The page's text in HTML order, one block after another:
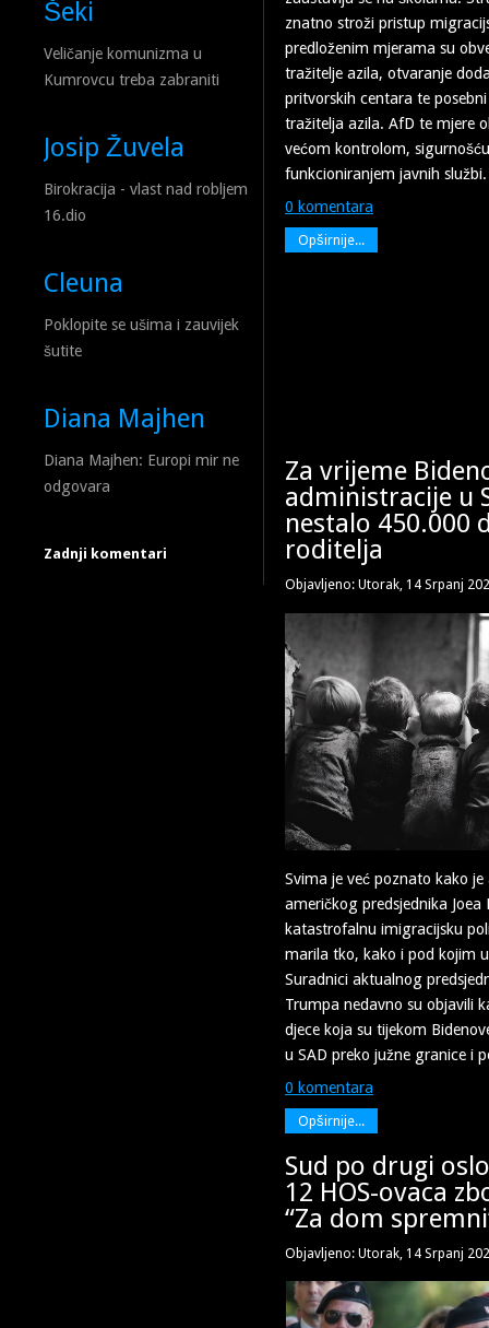
Šeki
Veličanje komunizma u
Kumrovcu treba zabraniti
Josip Žuvela
Birokracija - vlast nad robljem
16.dio
Cleuna
Poklopite se ušima i zauvijek
šutite
Diana Majhen
Diana Majhen: Europi mir ne
odgovara
Zadnji komentari
znatno stroži pristup
predloženim mjerama su
tražitelje azila, otvaranje
pritvorskih centara te
tražitelja azila. AfD te mjere
većom kontrolom,
funkcioniranjem javnih službi.
0 komentara
Opširnije...
Za vrijeme
administracije u
nestalo 450.000
roditelja
Objavljeno: Utorak, 14 Srpanj
Svima je već poznato kako
američkog predsjednika Joea
katastrofalnu imigracijsku
marila tko, kako i pod kojim
Suradnici aktualnog
Trumpa nedavno su objavili
djece koja su tijekom
u SAD preko južne granice i
0 komentara
Opširnije...
Sud po drugi
12 HOS-ovaca
“Za dom
Objavljeno: Utorak, 14 Srpanj